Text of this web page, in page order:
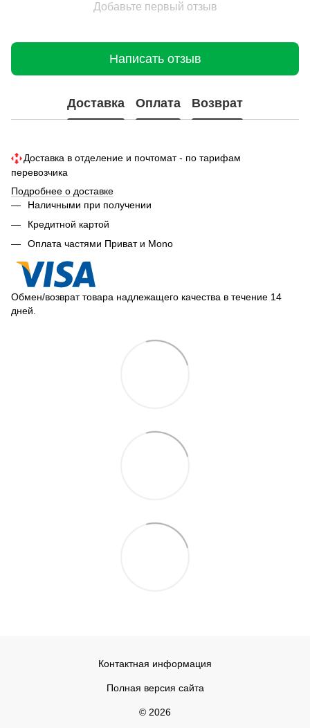
Добавьте первый отзыв
Написать отзыв
Доставка Оплата Возврат
Доставка в отделение и почтомат - по тарифам
перевозчика
Подробнее о доставке
Наличными при получении
Кредитной картой
Оплата частями Приват и Mono
Обмен/возврат товара надлежащего качества в течение 14
дней.
Контактная информация
Полная версия сайта
© 2026